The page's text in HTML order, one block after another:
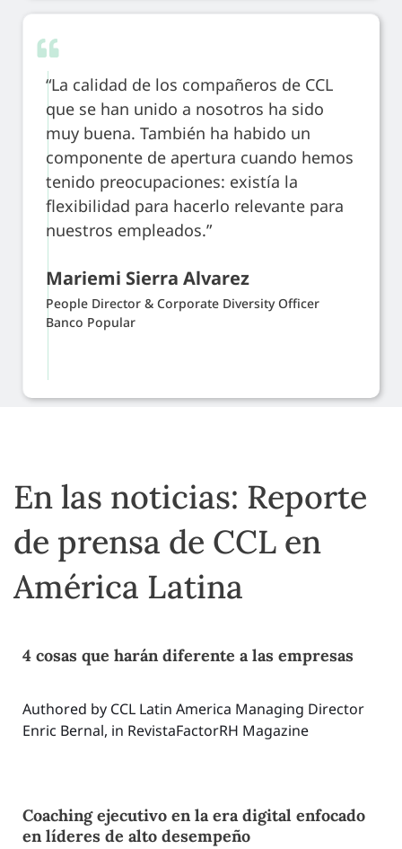
“La calidad de los compañeros de CCL
que se han unido a nosotros ha sido
muy buena. También ha habido un
componente de apertura cuando hemos
tenido preocupaciones: existía la
flexibilidad para hacerlo relevante para
nuestros empleados.”
Mariemi Sierra Alvarez
People Director & Corporate Diversity Officer
Banco Popular
En las noticias: Reporte
de prensa de CCL en
América Latina
4 cosas que harán diferente a las empresas
Authored by CCL Latin America Managing Director
Enric Bernal, in RevistaFactorRH Magazine
Coaching ejecutivo en la era digital enfocado
en líderes de alto desempeño